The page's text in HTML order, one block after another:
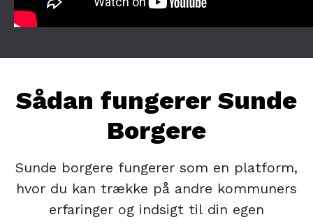
Sådan fungerer Sunde
Borgere
Sunde borgere fungerer som en platform,
hvor du kan trække på andre kommuners
erfaringer og indsigt til din egen